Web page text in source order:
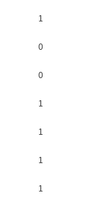
1
0
0
1
1
1
1